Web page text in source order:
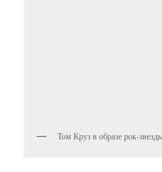
Том Круз в образе рок-